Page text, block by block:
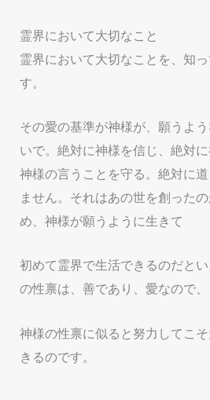
霊界において大切なこと
霊界において大切なことを、知
す。
その愛の基準が神様が、願うよ
いで。絶対に神様を信じ、絶対
神様の言うことを守る。絶対に
ません。それはあの世を創った
め、神様が願うように生きて
初めて霊界で生活できるのだと
の性禀は、善であり、愛なので、
神様の性禀に似ると努力してこ
きるのです。